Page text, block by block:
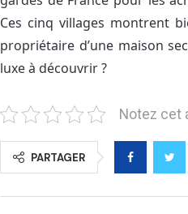
Ces cinq villages montrent
propriétaire d’une maison
luxe à découvrir ?
Notez cet
PARTAGER